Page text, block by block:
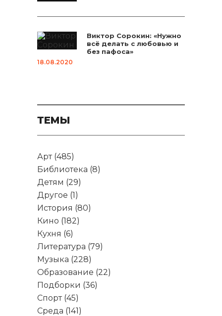
Виктор Сорокин: «Нужно
всё делать с любовью и
без пафоса»
18.08.2020
ТЕМЫ
Арт(485)
Библиотека (8)
Детям (29)
Другое (1)
История (80)
Кино (182)
Кухня (6)
Литература (79)
Музыка (228)
Образование (22)
Подборки (36)
Спорт(45)
Среда (141)